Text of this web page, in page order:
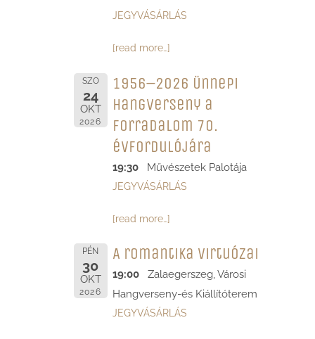
JEGYVÁSÁRLÁS
[read more…]
SZO
24
OKT
2026
1956–2026 Ünnepi
hangverseny a
forradalom 70.
évfordulójára
19:30 Művészetek Palotája
JEGYVÁSÁRLÁS
[read more…]
PÉN
30
OKT
2026
A romantika virtuózai
19:00
Zalaegerszeg, Városi
Hangverseny-és Kiállítóterem
JEGYVÁSÁRLÁS